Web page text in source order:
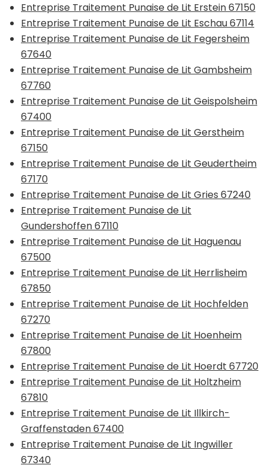
Entreprise Traitement Punaise de Lit Erstein 67150
Entreprise Traitement Punaise de Lit Eschau 67114
Entreprise Traitement Punaise de Lit Fegersheim
67640
Entreprise Traitement Punaise de Lit Gambsheim
67760
Entreprise Traitement Punaise de Lit Geispolsheim
67400
Entreprise Traitement Punaise de Lit Gerstheim
67150
Entreprise Traitement Punaise de Lit Geudertheim
67170
Entreprise Traitement Punaise de Lit Gries 67240
Entreprise Traitement Punaise de Lit
Gundershoffen 67110
Entreprise Traitement Punaise de Lit Haguenau
67500
Entreprise Traitement Punaise de Lit Herrlisheim
67850
Entreprise Traitement Punaise de Lit Hochfelden
67270
Entreprise Traitement Punaise de Lit Hoenheim
67800
Entreprise Traitement Punaise de Lit Hoerdt 67720
Entreprise Traitement Punaise de Lit Holtzheim
67810
Entreprise Traitement Punaise de Lit Illkirch-
Graffenstaden 67400
Entreprise Traitement Punaise de Lit Ingwiller
67340